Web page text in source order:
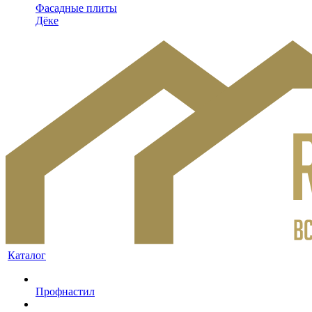
Фасадные плиты
Дёке
Каталог
Профнастил